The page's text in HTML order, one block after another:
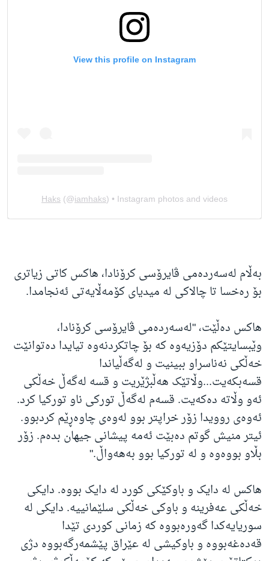
بەڵام لەسەردەمی ڤایرۆسی کرۆنادا، هاکس کاتی زیاتری
بۆ رەخسا تا چالاکی لە میدیای کۆمەڵایەتی ئەنجامدا.
هاکس دەڵێت، "لەسەردەمی ڤایرۆسی کرۆنادا،
وێبسایتێکم دۆزیەوە کە بۆ چاتکردنەوە تیایدا دەتوانێت
خەڵکی نەناسراو ببینیت و لەگەڵیاندا
قسەبکەیت...وڵاتێک هەڵبژێریت و قسە لەگەڵ خەڵکی
ئەو وڵاتە دەکەیت. قسەم لەگەڵ تورکی ناو تورکیا کرد.
ئەوەی روویدا زۆر خراپتر بوو لەوەی چاوەڕێم کردبوو.
ئیتر منیش گوتم دەبێت ئەمە پیشانی جیهان بدەم. زۆر
بڵاو بووەوە و لە تورکیا بوو بەهەواڵ."
هاکس لە دایک و باوکێکی کورد لە دایک بووە. دایکی
خەڵکی عەفرینە و باوکی خەڵکی سلێمانییە. دایکی لە
سوریایەکدا گەورەبووە کە زمانی کوردی تێدا
قەدەغەبووە و باوکیشی لە عێراق پێشمەرگەبووە دژی